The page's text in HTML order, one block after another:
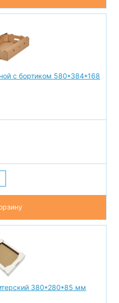
с бортиком 580*384*168
380*280*85 мм